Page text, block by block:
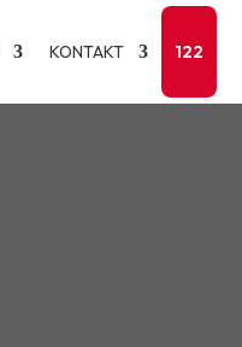
KONTAKT 122